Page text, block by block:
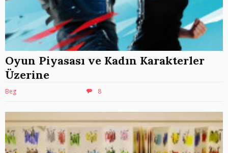
Oyun Piyasası ve Kadın Karakterler
Üzerine
Beg 8